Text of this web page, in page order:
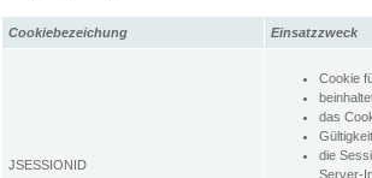
Cookiebezeichung Einsatzzweck
JSESSIONID
Cookie
das
die
Server-